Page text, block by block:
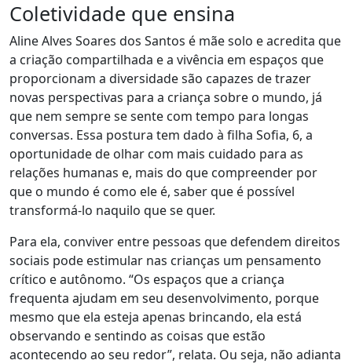
Coletividade que ensina
Aline Alves Soares dos Santos é mãe solo e acredita que
a criação compartilhada e a vivência em espaços que
proporcionam a diversidade são capazes de trazer
novas perspectivas para a criança sobre o mundo, já
que nem sempre se sente com tempo para longas
conversas. Essa postura tem dado à filha Sofia, 6, a
oportunidade de olhar com mais cuidado para as
relações humanas e, mais do que compreender por
que o mundo é como ele é, saber que é possível
transformá-lo naquilo que se quer.
Para ela, conviver entre pessoas que defendem direitos
sociais pode estimular nas crianças um pensamento
crítico e autônomo. “Os espaços que a criança
frequenta ajudam em seu desenvolvimento, porque
mesmo que ela esteja apenas brincando, ela está
observando e sentindo as coisas que estão
acontecendo ao seu redor”, relata. Ou seja, não adianta